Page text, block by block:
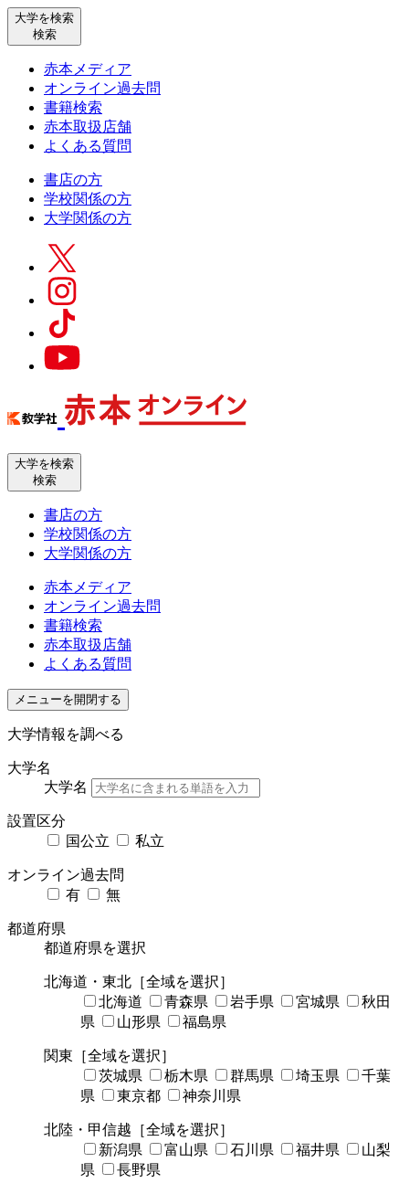
大学を検索
検索
赤本メディア
オンライン過去問
書籍検索
赤本取扱店舗
よくある質問
書店の方
学校関係の方
大学関係の方
大学を検索
検索
書店の方
学校関係の方
大学関係の方
赤本メディア
オンライン過去問
書籍検索
赤本取扱店舗
よくある質問
メニューを開閉する
大学情報を調べる
大学名
大学名
設置区分
国公立
私立
オンライン過去問
有
無
都道府県
都道府県を選択
北海道・東北 ［全域を選択］
北海道
青森県 岩手県 宮城県
秋田
県
山形県 福島県
関東 ［全域を選択］
茨城県
栃木県 群馬県 埼玉県
千葉
県
東京都 神奈川県
北陸・甲信越 ［全域を選択］
新潟県
富山県 石川県 福井県
山梨
県
長野県